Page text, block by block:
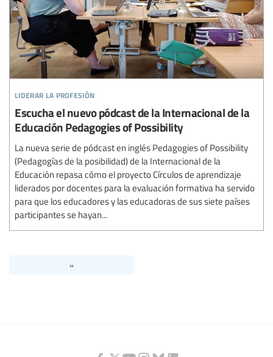
liderar la profesión
Escucha el nuevo pódcast de la Internacional de la
Educación Pedagogies of Possibility
La nueva serie de pódcast en inglés Pedagogies of Possibility
(Pedagogías de la posibilidad) de la Internacional de la
Educación repasa cómo el proyecto Círculos de aprendizaje
liderados por docentes para la evaluación formativa ha servido
para que los educadores y las educadoras de sus siete países
participantes se hayan...
»